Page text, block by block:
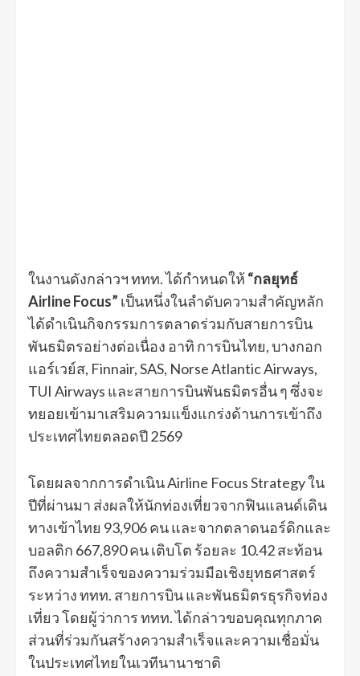
ในงานดังกล่าวฯ ททท. ได้กำหนดให้“กลยุทธ์
Airline Focus” เป็นหนึ่งในลำดับความสำคัญหลัก
ได้ดำเนินกิจกรรมการตลาดร่วมกับสายการบิน
พันธมิตรอย่างต่อเนื่อง อาทิ การบินไทย, บางกอก
แอร์เวย์ส, Finnair, SAS, Norse Atlantic Airways,
TUI Airways และสายการบินพันธมิตรอื่น ๆ ซึ่งจะ
ทยอยเข้ามาเสริมความแข็งแกร่งด้านการเข้าถึง
ประเทศไทยตลอดปี 2569
โดยผลจากการดำเนิน Airline Focus Strategy ใน
ปีที่ผ่านมา ส่งผลให้นักท่องเที่ยวจากฟินแลนด์เดิน
ทางเข้าไทย 93,906 คน และจากตลาดนอร์ดิกและ
บอลติก 667,890 คน เติบโต ร้อยละ 10.42 สะท้อน
ถึงความสำเร็จของความร่วมมือเชิงยุทธศาสตร์
ระหว่าง ททท. สายการบิน และพันธมิตรธุรกิจท่อง
เที่ยว โดยผู้ว่าการ ททท. ได้กล่าวขอบคุณทุกภาค
ส่วนที่ร่วมกันสร้างความสำเร็จและความเชื่อมั่น
ในประเทศไทยในเวทีนานาชาติ